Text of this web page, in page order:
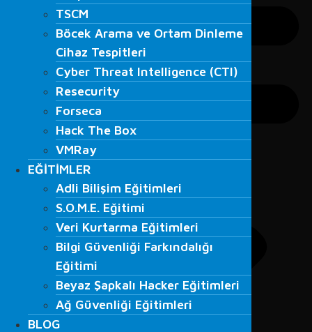
TSCM
Böcek Arama ve Ortam Dinleme
Cihaz Tespitleri
Cyber Threat Intelligence (CTI)
Resecurity
Forseca
Hack The Box
VMRay
EĞİTİMLER
Adli Bilişim Eğitimleri
S.O.M.E. Eğitimi
Veri Kurtarma Eğitimleri
Bilgi Güvenliği Farkındalığı
Eğitimi
Beyaz Şapkalı Hacker Eğitimleri
Ağ Güvenliği Eğitimleri
BLOG
TSCM
Böcek Arama ve Ortam Dinleme
Cihaz Tespitleri
Cyber Threat Intelligence (CTI)
Resecurity
Forseca
Hack The Box
VMRay
EĞİTİMLER
Adli Bilişim Eğitimleri
S.O.M.E. Eğitimi
Veri Kurtarma Eğitimleri
Bilgi Güvenliği Farkındalığı
Eğitimi
Beyaz Şapkalı Hacker Eğitimleri
Ağ Güvenliği Eğitimleri
BLOG